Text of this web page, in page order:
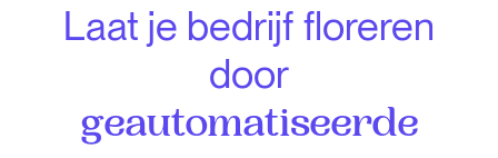
Laat je bedrijf floreren
door
geautomatiseerde